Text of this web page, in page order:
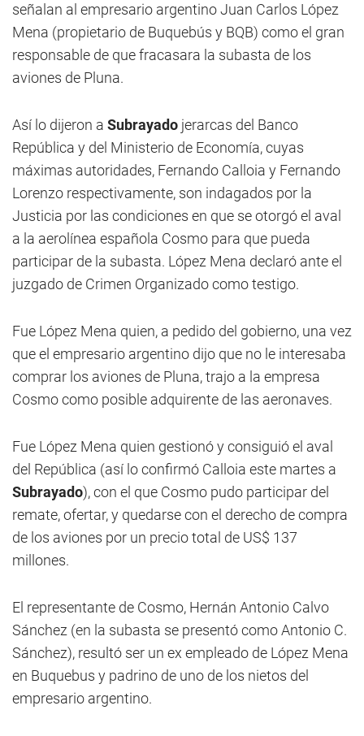
señalan al empresario argentino Juan Carlos López
Mena (propietario de Buquebús y BQB) como el gran
responsable de que fracasara la subasta de los
aviones de Pluna.
Así lo dijeron a Subrayado jerarcas del Banco
República y del Ministerio de Economía, cuyas
máximas autoridades, Fernando Calloia y Fernando
Lorenzo respectivamente, son indagados por la
Justicia por las condiciones en que se otorgó el aval
a la aerolínea española Cosmo para que pueda
participar de la subasta. López Mena declaró ante el
juzgado de Crimen Organizado como testigo.
Fue López Mena quien, a pedido del gobierno, una vez
que el empresario argentino dijo que no le interesaba
comprar los aviones de Pluna, trajo a la empresa
Cosmo como posible adquirente de las aeronaves.
Fue López Mena quien gestionó y consiguió el aval
del República (así lo confirmó Calloia este martes a
Subrayado), con el que Cosmo pudo participar del
remate, ofertar, y quedarse con el derecho de compra
de los aviones por un precio total de US$ 137
millones.
El representante de Cosmo, Hernán Antonio Calvo
Sánchez (en la subasta se presentó como Antonio C.
Sánchez), resultó ser un ex empleado de López Mena
en Buquebus y padrino de uno de los nietos del
empresario argentino.